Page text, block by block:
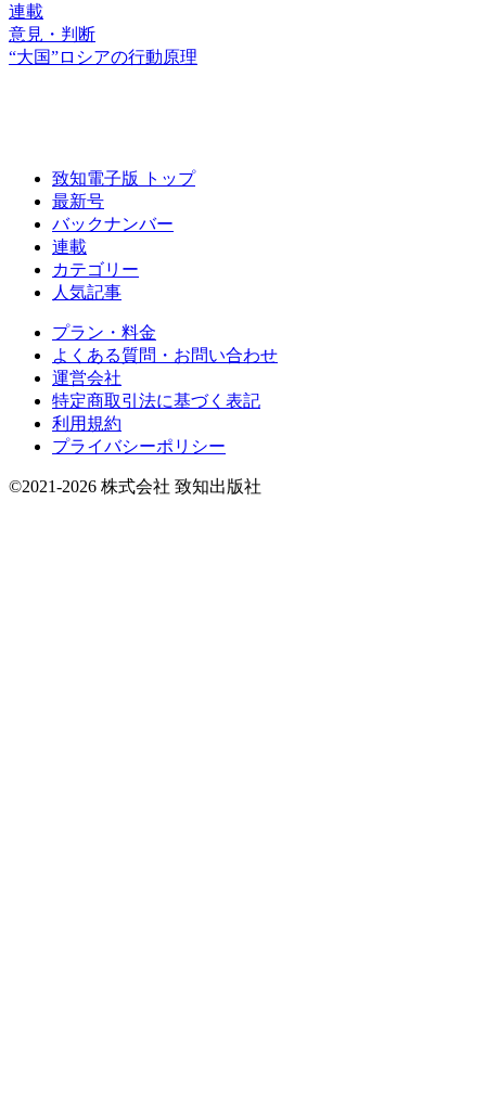
連載
意見・判断
“大国”ロシアの行動原理
致知電子版 トップ
最新号
バックナンバー
連載
カテゴリー
人気記事
プラン・料金
よくある質問・お問い合わせ
運営会社
特定商取引法に基づく表記
利用規約
プライバシーポリシー
©2021-2026 株式会社 致知出版社